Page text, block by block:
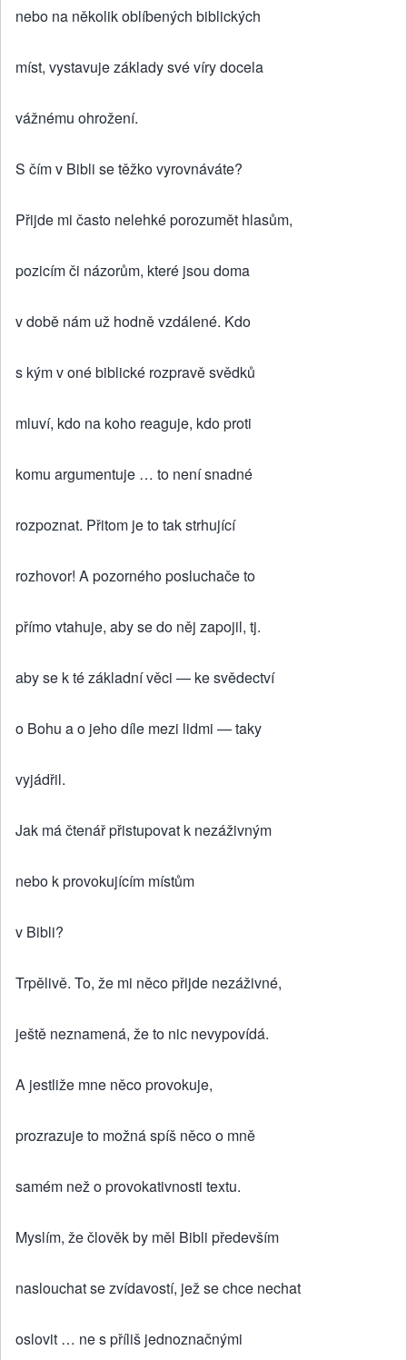
nebo na několik oblíbených biblických
míst, vystavuje základy své víry docela
vážnému ohrožení.
S čím v Bibli se těžko vyrovnáváte?
Přijde mi často nelehké porozumět hlasům,
pozicím či názorům, které jsou doma
v době nám už hodně vzdálené. Kdo
s kým v oné biblické rozpravě svědků
mluví, kdo na koho reaguje, kdo proti
komu argumentuje … to není snadné
rozpoznat. Přitom je to tak strhující
rozhovor! A pozorného posluchače to
přímo vtahuje, aby se do něj zapojil, tj.
aby se k té základní věci — ke svědectví
o Bohu a o jeho díle mezi lidmi — taky
vyjádřil.
Jak má čtenář přistupovat k nezáživným
nebo k provokujícím místům
v Bibli?
Trpělivě. To, že mi něco přijde nezáživné,
ještě neznamená, že to nic nevypovídá.
A jestliže mne něco provokuje,
prozrazuje to možná spíš něco o mně
samém než o provokativnosti textu.
Myslím, že člověk by měl Bibli především
naslouchat se zvídavostí, jež se chce nechat
oslovit … ne s příliš jednoznačnými